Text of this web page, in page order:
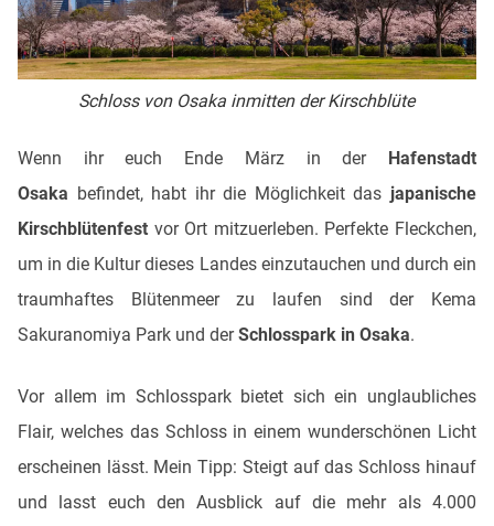
Schloss von Osaka inmitten der Kirschblüte
Wenn ihr euch Ende März in der
Hafenstadt
Osaka befindet, habt ihr die Möglichkeit das japanische
Kirschblütenfest vor Ort mitzuerleben. Perfekte Fleckchen,
um in die Kultur dieses Landes einzutauchen und durch ein
traumhaftes Blütenmeer zu laufen sind der Kema
Sakuranomiya Park und derSchlosspark in Osaka.
Vor allem im Schlosspark bietet sich ein unglaubliches
Flair, welches das Schloss in einem wunderschönen Licht
erscheinen lässt. Mein Tipp: Steigt auf das Schloss hinauf
und lasst euch den Ausblick auf die mehr als 4.000